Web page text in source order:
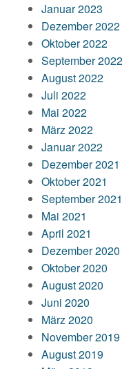
Januar 2023
Dezember 2022
Oktober 2022
September 2022
August 2022
Juli 2022
Mai 2022
März 2022
Januar 2022
Dezember 2021
Oktober 2021
September 2021
Mai 2021
April 2021
Dezember 2020
Oktober 2020
August 2020
Juni 2020
März 2020
November 2019
August 2019